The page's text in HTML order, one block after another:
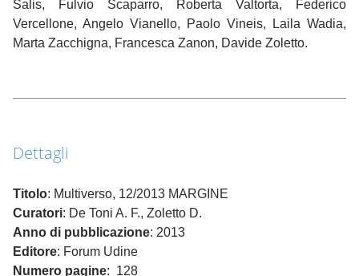
Salis, Fulvio Scaparro, Roberta Valtorta, Federico
Vercellone, Angelo Vianello, Paolo Vineis, Laila Wadia,
Marta Zacchigna, Francesca Zanon, Davide Zoletto.
Dettagli
Titolo: Multiverso, 12/2013 MARGINE
Curatori: De Toni A. F., Zoletto D.
Anno di pubblicazione: 2013
Editore: Forum Udine
Numero pagine: 128